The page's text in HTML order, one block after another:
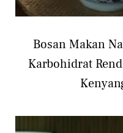
Bosan Makan
Karbohidrat